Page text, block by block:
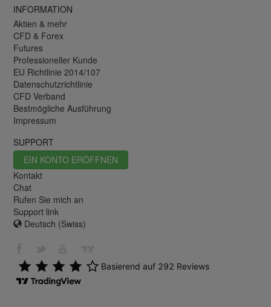
INFORMATION
Aktien & mehr
CFD & Forex
Futures
Professioneller Kunde
EU Richtlinie 2014/107
Datenschutzrichtlinie
CFD Verband
Bestmögliche Ausführung
Impressum
SUPPORT
EIN KONTO ERÖFFNEN
Kontakt
Chat
Rufen Sie mich an
Support link
Deutsch (Swiss)